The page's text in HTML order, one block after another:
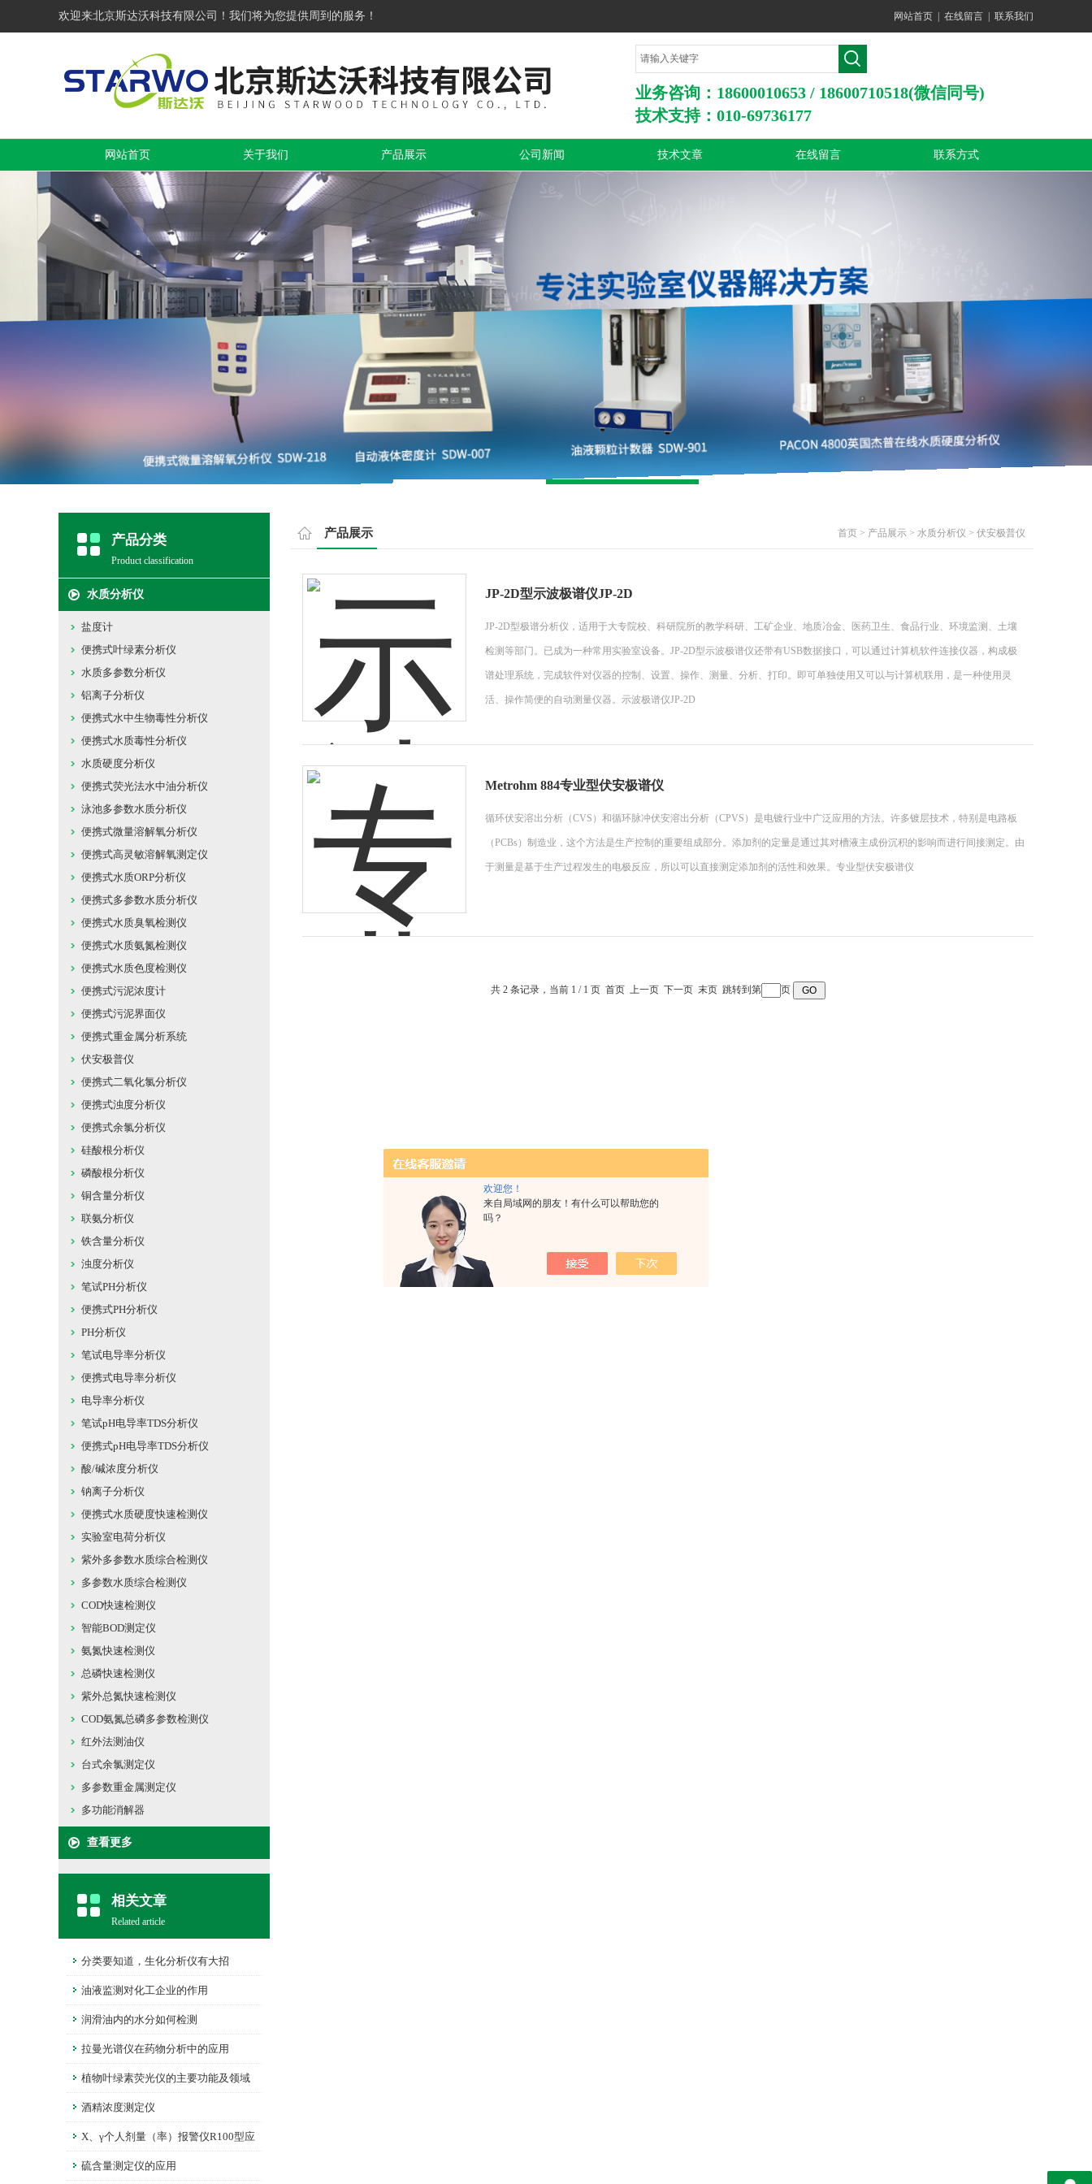
欢迎您！
来自局域网的朋友！有什么可以帮助您的
吗？
欢迎来北京斯达沃科技有限公司！我们将为您提供周到的服务！ 网站首页 在线留言 联系我们
业务咨询：18600010653 / 18600710518(微信同号)
技术支持：010-69736177
网站首页 关于我们 产品展示 公司新闻 技术文章 在线留言 联系方式
产品分类
Product classification
水质分析仪
盐度计
便携式叶绿素分析仪
水质多参数分析仪
铝离子分析仪
便携式水中生物毒性分析仪
便携式水质毒性分析仪
水质硬度分析仪
便携式荧光法水中油分析仪
泳池多参数水质分析仪
便携式微量溶解氧分析仪
便携式高灵敏溶解氧测定仪
便携式水质ORP分析仪
便携式多参数水质分析仪
便携式水质臭氧检测仪
便携式水质氨氮检测仪
便携式水质色度检测仪
便携式污泥浓度计
便携式污泥界面仪
便携式重金属分析系统
伏安极普仪
便携式二氧化氯分析仪
便携式浊度分析仪
便携式余氯分析仪
硅酸根分析仪
磷酸根分析仪
铜含量分析仪
联氨分析仪
铁含量分析仪
浊度分析仪
笔试PH分析仪
便携式PH分析仪
PH分析仪
笔试电导率分析仪
便携式电导率分析仪
电导率分析仪
笔试pH电导率TDS分析仪
便携式pH电导率TDS分析仪
酸/碱浓度分析仪
钠离子分析仪
便携式水质硬度快速检测仪
实验室电荷分析仪
紫外多参数水质综合检测仪
多参数水质综合检测仪
COD快速检测仪
智能BOD测定仪
氨氮快速检测仪
总磷快速检测仪
紫外总氮快速检测仪
COD氨氮总磷多参数检测仪
红外法测油仪
台式余氯测定仪
多参数重金属测定仪
多功能消解器
查看更多
相关文章
Related article
分类要知道，生化分析仪有大招
油液监测对化工企业的作用
润滑油内的水分如何检测
拉曼光谱仪在药物分析中的应用
植物叶绿素荧光仪的主要功能及领域
酒精浓度测定仪
X、γ个人剂量（率）报警仪R100型应
用范围
硫含量测定仪的应用
产品展示 首页 > 产品展示 > 水质分析仪 > 伏安极普仪
JP-2D型示波极谱仪JP-2D
JP-2D型极谱分析仪，适用于大专院校、科研院所的教学科研、工矿企业、地质冶金、医药卫生、食品行业、环境监测、土壤
检测等部门。已成为一种常用实验室设备。JP-2D型示波极谱仪还带有USB数据接口，可以通过计算机软件连接仪器，构成极
谱处理系统，完成软件对仪器的控制、设置、操作、测量、分析、打印。即可单独使用又可以与计算机联用，是一种使用灵
活、操作简便的自动测量仪器。示波极谱仪JP-2D
Metrohm 884专业型伏安极谱仪
循环伏安溶出分析（CVS）和循环脉冲伏安溶出分析（CPVS）是电镀行业中广泛应用的方法。许多镀层技术，特别是电路板
（PCBs）制造业，这个方法是生产控制的重要组成部分。添加剂的定量是通过其对槽液主成份沉积的影响而进行间接测定。由
于测量是基于生产过程发生的电极反应，所以可以直接测定添加剂的活性和效果。专业型伏安极谱仪
共 2 条记录，当前 1 / 1 页 首页 上一页 下一页 末页 跳转到第 页